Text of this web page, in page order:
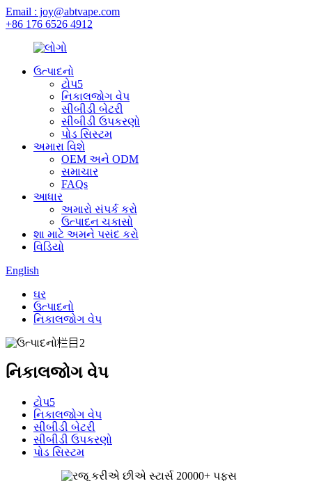
Email : joy@abtvape.com
+86 176 6526 4912
ઉત્પાદનો
ટોપ5
નિકાલજોગ વેપ
સીબીડી બેટરી
સીબીડી ઉપકરણો
પોડ સિસ્ટમ
અમારા વિશે
OEM અને ODM
સમાચાર
FAQs
આધાર
અમારો સંપર્ક કરો
ઉત્પાદન ચકાસો
શા માટે અમને પસંદ કરો
વિડિયો
English
ઘર
ઉત્પાદનો
નિકાલજોગ વેપ
નિકાલજોગ વેપ
ટોપ5
નિકાલજોગ વેપ
સીબીડી બેટરી
સીબીડી ઉપકરણો
પોડ સિસ્ટમ